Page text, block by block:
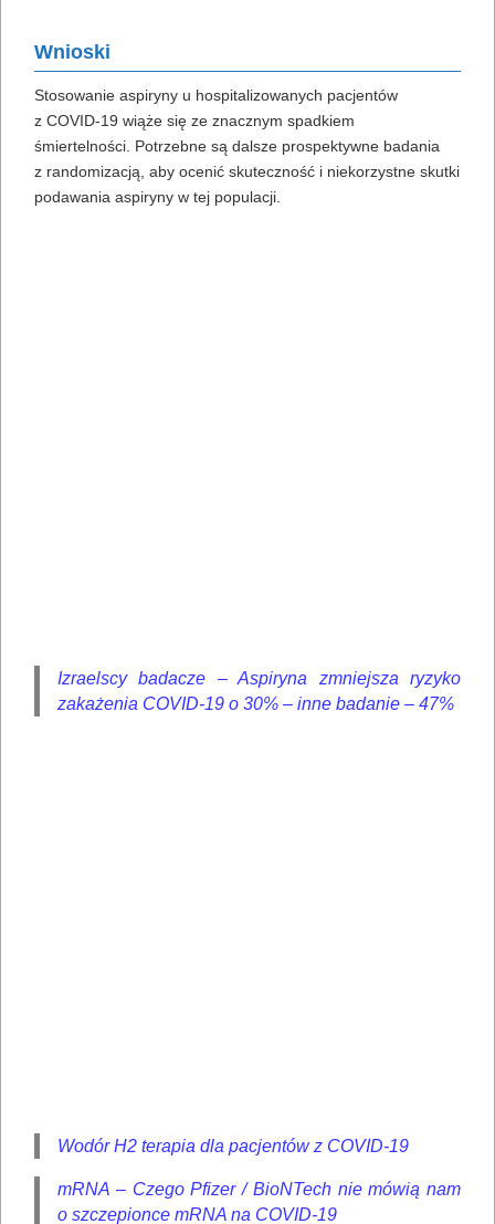
Wnioski
Stosowanie aspiryny u hospitalizowanych pacjentów
z COVID-19 wiąże się ze znacznym spadkiem
śmiertelności. Potrzebne są dalsze prospektywne badania
z randomizacją, aby ocenić skuteczność i niekorzystne skutki
podawania aspiryny w tej populacji.
Izraelscy badacze – Aspiryna zmniejsza ryzyko
zakażenia COVID-19 o 30% – inne badanie – 47%
Wodór H2 terapia dla pacjentów z COVID-19
mRNA – Czego Pfizer / BioNTech nie mówią nam
o szczepionce mRNA na COVID-19